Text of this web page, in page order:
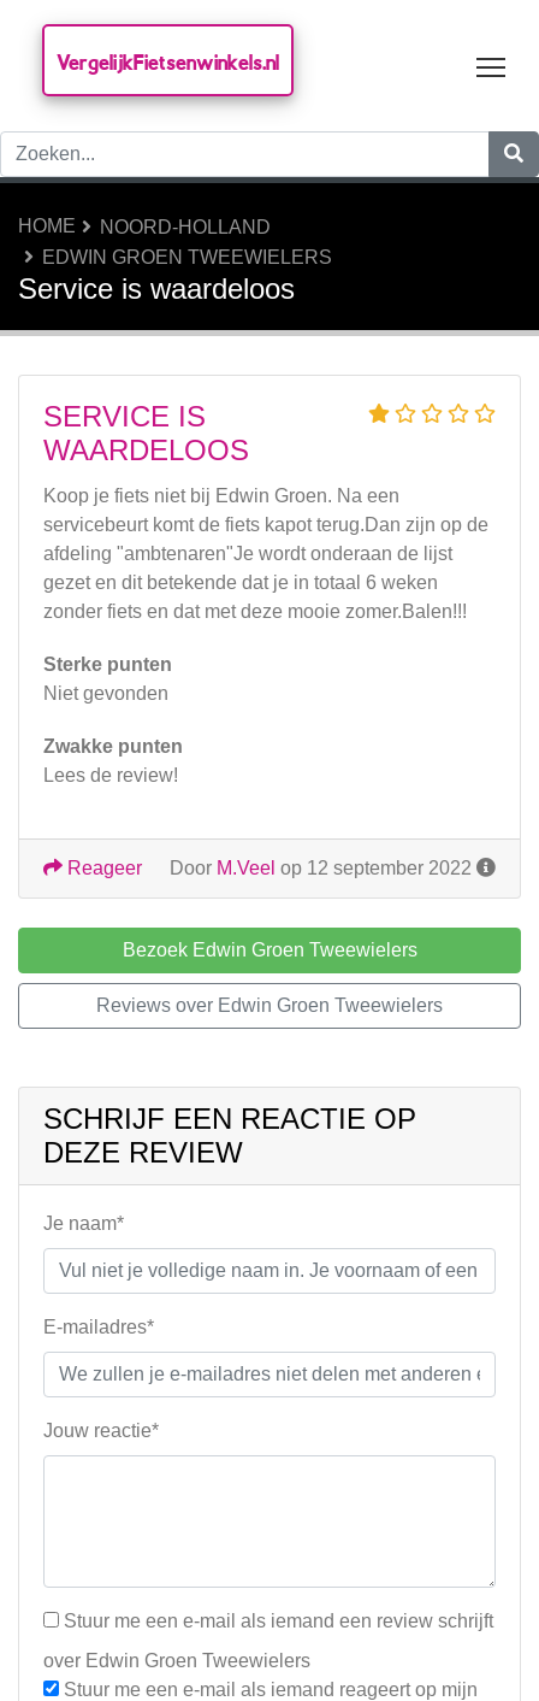
VergelijkFietsenwinkels.nl
HOME
NOORD-HOLLAND
EDWIN GROEN TWEEWIELERS
Service is waardeloos
SERVICE IS
WAARDELOOS
Koop je fiets niet bij Edwin Groen. Na een
servicebeurt komt de fiets kapot terug.Dan zijn op de
afdeling "ambtenaren"Je wordt onderaan de lijst
gezet en dit betekende dat je in totaal 6 weken
zonder fiets en dat met deze mooie zomer.Balen!!!
Sterke punten
Niet gevonden
Zwakke punten
Lees de review!
Door M.Veel op 12 september 2022
Reageer
Bezoek Edwin Groen Tweewielers
Reviews over Edwin Groen Tweewielers
SCHRIJF EEN REACTIE OP
DEZE REVIEW
Je naam*
E-mailadres*
Jouw reactie*
Stuur me een e-mail als iemand een review schrijft
over Edwin Groen Tweewielers
Stuur me een e-mail als iemand reageert op mijn